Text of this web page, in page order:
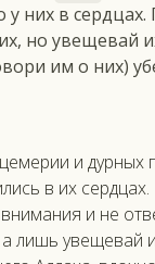
у них в
но увещевай
им о них)
и дурных
в их
и не
лишь увещевай